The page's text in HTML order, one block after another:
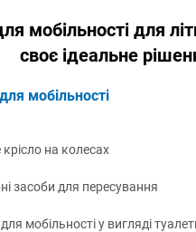
мобільності для
своє ідеальне
мобільності
на колесах
засоби для пересування
мобільності у вигляді